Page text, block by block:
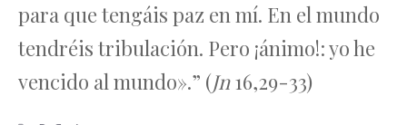
para que tengáis paz en mí. En el mundo
tendréis tribulación. Pero ¡ánimo!: yo he
vencido al mundo». (Jn16,29-33)